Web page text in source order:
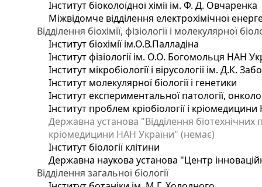
Інститут біоколоїдної хімії ім. Ф. Д. Овчаренка
Міжвідомче відділення електрохімічної
Відділення біохімії, фізіології і молекулярної
Інститут біохімії ім.О.В.Палладіна
Інститут фізіології ім. О.О. Богомольця НАН
Інститут мікробіології і вірусології ім. Д.К.
Інститут молекулярної біології і генетики
Інститут експериментальної патології,
Інститут проблем кріобіології і
Державна установа "Відділення біотехнічних
кріомедицини НАН України" (немає)
Інститут біології клітини
Державна наукова установа "Центр
Відділення загальної біології